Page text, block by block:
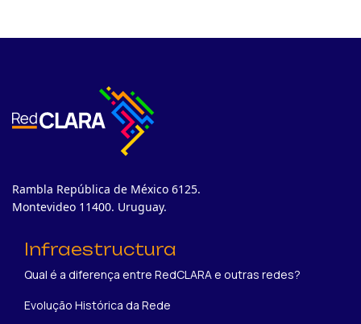
Rambla República de México 6125.
Montevideo 11400. Uruguay.
Infraestructura
Qual é a diferença entre RedCLARA e outras redes?
Evolução Histórica da Rede